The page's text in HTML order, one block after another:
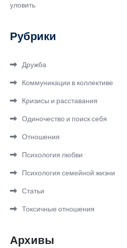
уловить
Рубрики
Дружба
Коммуникации в коллективе
Кризисы и расставания
Одиночество и поиск себя
Отношения
Психология любви
Психология семейной жизни
Статьи
Токсичные отношения
Архивы